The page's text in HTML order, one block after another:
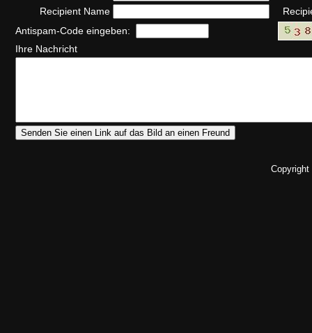
Recipient Name
Antispam-Code eingeben:
Ihre Nachricht